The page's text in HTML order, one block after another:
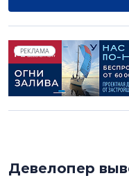
РЕКЛАМА
Девелопер